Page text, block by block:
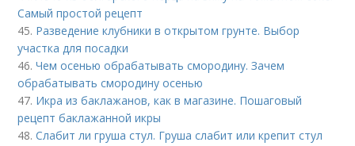
Самый простой рецепт
45. Разведение клубники в открытом грунте. Выбор
участка для посадки
46.Чем осенью обрабатывать смородину. Зачем
обрабатывать смородину осенью
47. Икра из баклажанов, как в магазине. Пошаговый
рецепт баклажанной икры
48.Слабит ли груша стул. Груша слабит или крепит стул